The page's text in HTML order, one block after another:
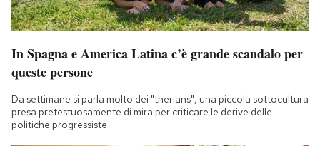
In Spagna e America Latina c’è grande scandalo per
queste persone
Da settimane si parla molto dei "therians", una piccola sottocultura
presa pretestuosamente di mira per criticare le derive delle
politiche progressiste